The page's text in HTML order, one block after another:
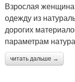
Взрослая
одежду из
дорогих
параметрам
читать дальше →